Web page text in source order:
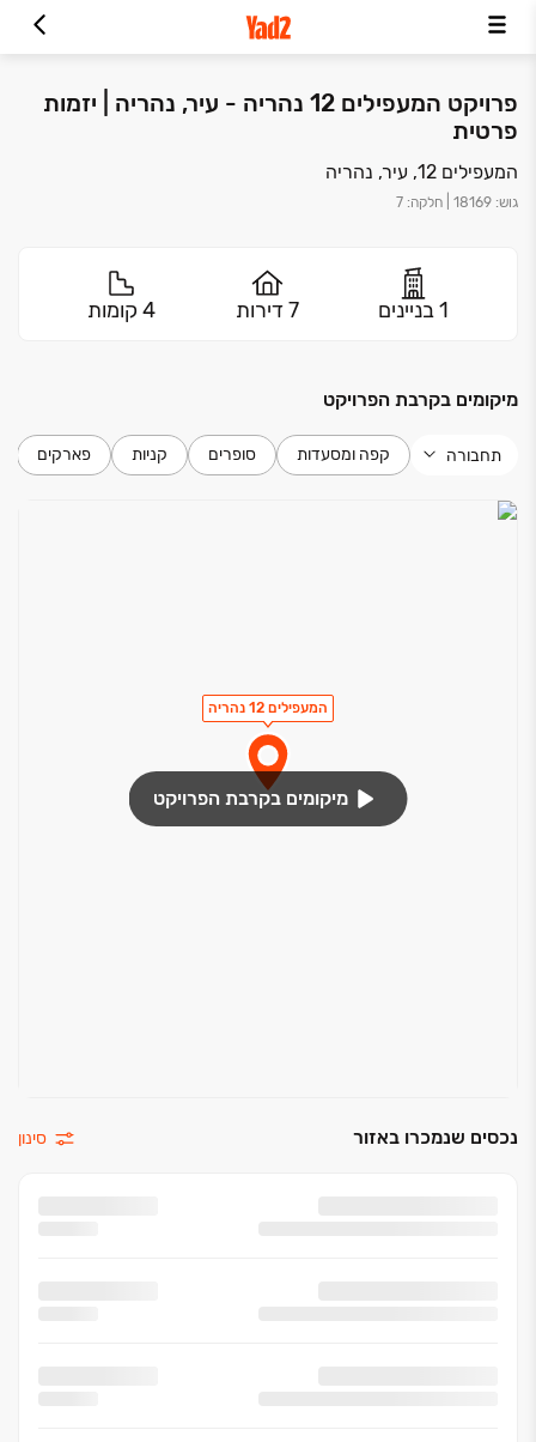
פרויקט המעפילים 12 נהריה - עיר, נהריה | יזמות
פרטית
המעפילים 12, עיר, נהריה
גוש:
18169 חלקה:
7
1 בניינים 7 דירות 4 קומות
מיקומים בקרבת הפרויקט
תחבורה קפה ומסעדות סופרים קניות פארקים
המעפילים 12 נהריה
מיקומים בקרבת הפרויקט
נכסים שנמכרו באזור סינון